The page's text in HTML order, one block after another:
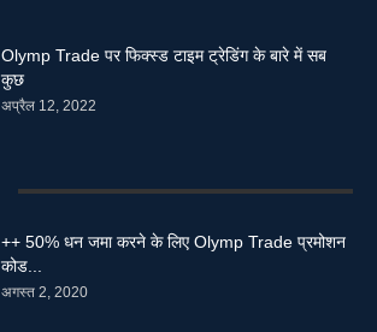
Olymp Trade पर फिक्स्ड टाइम ट्रेडिंग के बारे में सब
कुछ
अप्रैल 12, 2022
++ 50% धन जमा करने के लिए Olymp Trade प्रमोशन
कोड...
अगस्त 2, 2020